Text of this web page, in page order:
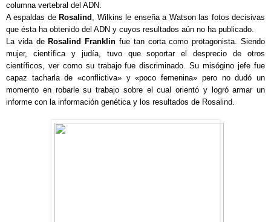
columna vertebral del ADN.
A espaldas de Rosalind , Wilkins le enseña a Watson las fotos decisivas
que ésta ha obtenido del ADN y cuyos resultados aún no ha publicado.
La vida deRosalind Franklin fue tan corta como protagonista. Siendo
mujer, científica y judía, tuvo que soportar el desprecio de otros
científicos, ver como su trabajo fue discriminado. Su misógino jefe fue
capaz tacharla de «conflictiva» y «poco femenina» pero no dudó un
momento en robarle su trabajo sobre el cual orientó y logró armar un
informe con la información genética y los resultados de Rosalind.